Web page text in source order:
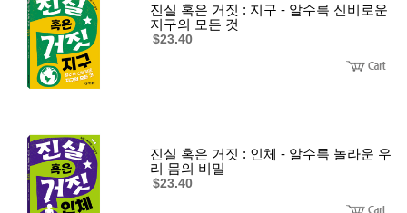
진실 혹은 거짓 : 지구 - 알수록 신비로운
지구의 모든 것
$23.40
진실 혹은 거짓 : 인체 - 알수록 놀라운 우
리 몸의 비밀
$23.40